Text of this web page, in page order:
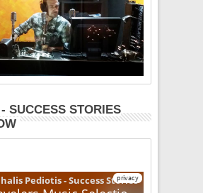
SUCCESS STORIES